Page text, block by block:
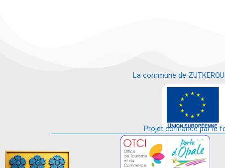
La commune de
Projet cofinancé par le